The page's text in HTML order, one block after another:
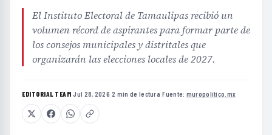
El Instituto Electoral de Tamaulipas recibió un
volumen récord de aspirantes para formar parte de
los consejos municipales y distritales que
organizarán las elecciones locales de 2027.
EDITORIAL TEAM·Jul 28, 2026·2 min de lectura·Fuente: muropolitico.mx